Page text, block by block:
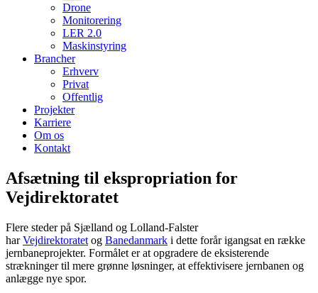
Drone
Monitorering
LER 2.0
Maskinstyring
Brancher
Erhverv
Privat
Offentlig
Projekter
Karriere
Om os
Kontakt
Afsætning til ekspropriation for
Vejdirektoratet
Flere steder på Sjælland og Lolland-Falster
harVejdirektoratet og Banedanmark i dette forår igangsat en række
jernbaneprojekter. Formålet er at opgradere de eksisterende
strækninger til mere grønne løsninger, at effektivisere jernbanen og
anlægge nye spor.